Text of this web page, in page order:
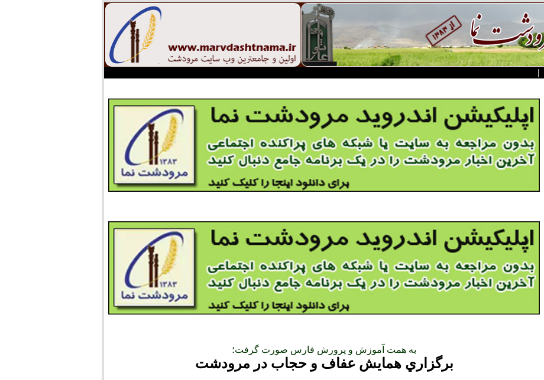
|
به همت آموزش و پرورش فارس صورت گرفت؛
برگزاري همايش عفاف و حجاب در مرودشت